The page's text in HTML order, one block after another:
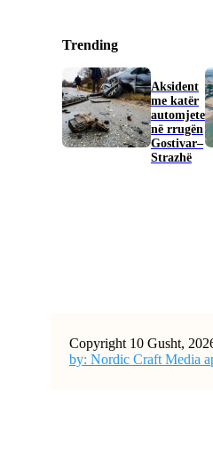
Trending
Aksident
me katër
automjete
në rrugën
Gostivar–
Strazhë
Copyright 10 Gusht,
by: Nordic Craft Media